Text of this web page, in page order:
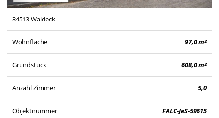
34513 Waldeck
Wohnfläche 97,0 m²
Grundstück 608,0 m²
Anzahl Zimmer 5,0
Objektnummer FALC-JeS-59615